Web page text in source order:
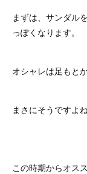
まずは、サンダル
っぽくなります。
オシャレは足もとか
まさにそうですよね
この時期からオス